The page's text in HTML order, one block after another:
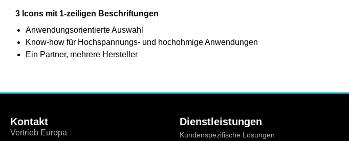
3 Icons mit 1-zeiligen Beschriftungen
Anwendungsorientierte Auswahl
Know-how für Hochspannungs- und hochohmige Anwendungen
Ein Partner, mehrere Hersteller
Kontakt
Vertrieb Europa
Dienstleistungen
Kundenspezifische Lösungen